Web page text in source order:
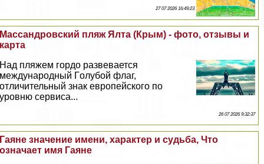
27 07 2026 16:49:23
Массандровский пляж Ялта (Крым) - фото, отзывы и
карта
Над пляжем гордо развевается
международный Гoлyбой флаг,
отличительный знак европейского по
уровню сервиса...
26 07 2026 9:32:37
Гаяне значение имени, хаpaктер и судьба, Что
означает имя Гаяне